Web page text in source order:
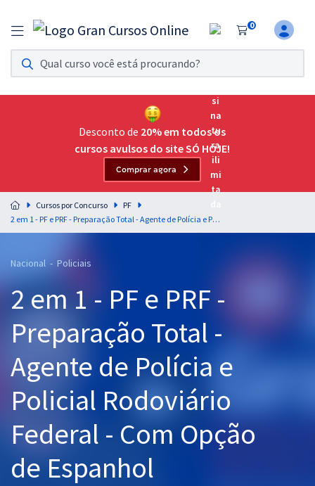
0
Assinatura Ilimitada 11
Acesso a todos os cursos. Teste grátis por 7 dias!
Assinatura OAB Até Passar
Acesso ilimitado a toda preparação para o Exame da
Residências Multiprofissionais
Preparação completa e intensiva para as principais
residências em saúde do Brasil
Cursos 20% OFF
Pós
Graduação
OAB
Mentorias
Questões grátis
Desconto de 20% em todos os
cursos avulsos do site SÓ HOJE!
Comprar agora
Cursos por Concurso
PF
2 em 1 - PF e PRF - Preparação Total - Agente de Polícia e Policial Rodoviário Federal - Com Opção de Espanhol
Nacional - Policiais
2 em 1 - PF e PRF -
Preparação Total -
Agente de Polícia e
Policial Rodoviário
Federal - Com Opção
de Espanhol